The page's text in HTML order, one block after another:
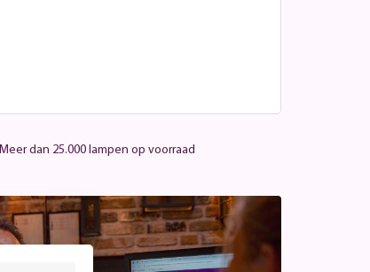
Meer dan 25.000 lampen op voorraad